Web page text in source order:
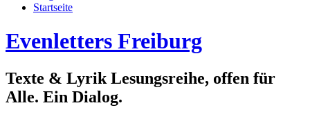
Startseite
Evenletters Freiburg
Texte & Lyrik Lesungsreihe, offen für
Alle. Ein Dialog.